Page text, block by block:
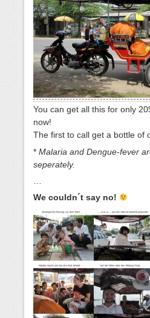
You can get all this for only
now!
The first to call get a bottle of
* Malaria and Dengue-fever
seperately.
We couldn´t say no!